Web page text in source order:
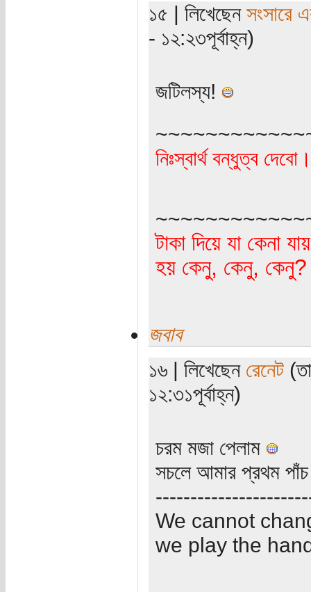
১৫ | লিখেছেন সংসারে
- ১২:২৩পূর্বাহ্ন)
‍‍‍‍‍‍‍‍‍‍‍‍‍‍‍‍‍‍‍জটিলস্য!
নিঃস্বার্থ বন্ধুত্ব
টাকা দিয়ে যা কেনা
হয় কেনু, কেনু,
জবাব
১৬ | লিখেছেন রেনেট
১২:৩১পূর্বাহ্ন)
চরম মজা পেলাম
সচলে আমার প্রথম
We cannot
we play the